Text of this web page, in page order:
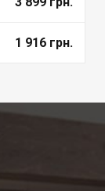
1 916 грн.